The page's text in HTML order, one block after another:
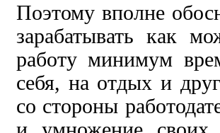
Поэтому вполне
зарабатывать как
работу минимум
себя, на отдых и
со стороны